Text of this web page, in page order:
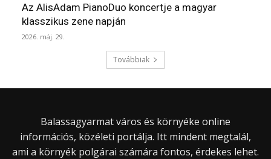
Az AlisAdam PianoDuo koncertje a magyar
klasszikus zene napján
2026. máj. 29.
Továbbiak
Balassagyarmat város és környéke online
információs, közéleti portálja. Itt mindent megtalál,
ami a környék polgárai számára fontos, érdekes lehet.